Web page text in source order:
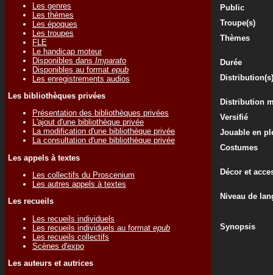
Les genres
Les thèmes
Les époques
Les troupes
FLE
Le handicap moteur
Disponibles dans Imparato
Disponibles au format epub
Les enregistrements audios
Les bibliothèques privées
Présentation des bibliothèques privées
L'ajout d'une bibliothèque privée
La modification d'une bibliothèque privée
La consultation d'une bibliothèque privée
Les appels à textes
Les collectifs du Proscenium
Les autres appels à textes
Les recueils
Les recueils individuels
Les recueils individuels au format epub
Les recueils collectifs
Scènes d'expo
Les auteurs et autrices
Public
Troupe(s)
Thèmes
Durée
Distribution(s)
Distribution
Versifié
Jouable en
Costumes
Décor et
Niveau de
Synopsis